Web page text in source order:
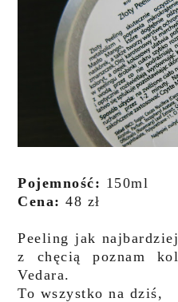
Pojemność: 150ml
Cena: 48 zł
Peeling jak
z chęcią poznam
Vedara.
To wszystko na dziś,